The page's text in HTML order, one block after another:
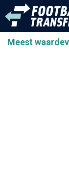
Meest